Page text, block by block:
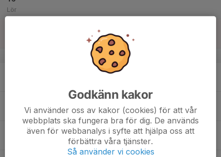
Lör
v.34
20:30
Träning Herrlag
Lärkevallen
Godkänn kakor
Vi använder oss av kakor (cookies) för att vår
webbplats ska fungera bra för dig. De används
även för webbanalys i syfte att hjälpa oss att
förbättra våra tjänster.
Så använder vi cookies